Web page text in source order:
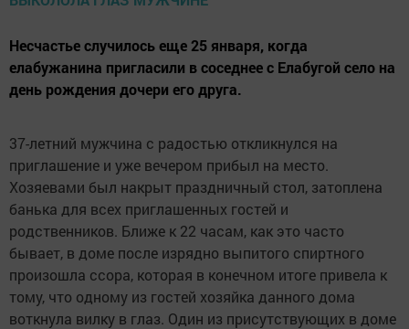
Несчастье случилось еще 25 января, когда
елабужанина пригласили в соседнее с Елабугой село на
день рождения дочери его друга.
37-летний мужчина с радостью откликнулся на
приглашение и уже вечером прибыл на место.
Хозяевами был накрыт праздничный стол, затоплена
банька для всех приглашенных гостей и
родственников. Ближе к 22 часам, как это часто
бывает, в доме после изрядно выпитого спиртного
произошла ссора, которая в конечном итоге привела к
тому, что одному из гостей хозяйка данного дома
воткнула вилку в глаз. Один из присутствующих в доме